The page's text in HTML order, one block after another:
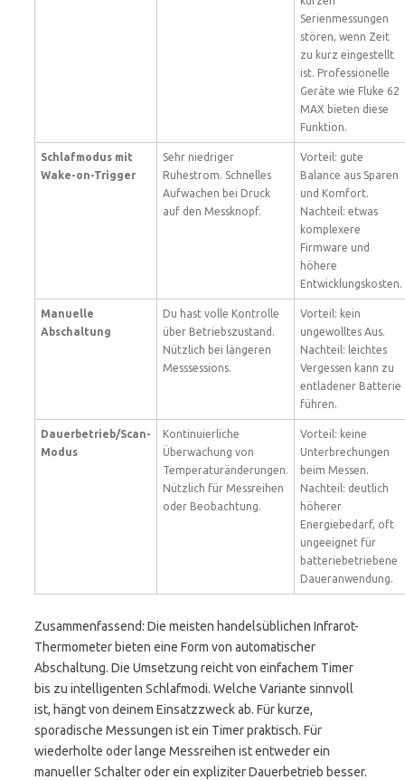
Serienmessungen
stören, wenn Zeit
zu kurz eingestellt
ist. Professionelle
Geräte wie Fluke 62
MAX bieten diese
Funktion.
Schlafmodus mit
Wake-on-Trigger
Sehr niedriger
Ruhestrom. Schnelles
Aufwachen bei Druck
auf den Messknopf.
Vorteil: gute
Balance aus Sparen
und Komfort.
Nachteil: etwas
komplexere
Firmware und
höhere
Entwicklungskosten.
Manuelle
Abschaltung
Du hast volle Kontrolle
über Betriebszustand.
Nützlich bei längeren
Messsessions.
Vorteil: kein
ungewolltes Aus.
Nachteil: leichtes
Vergessen kann zu
entladener Batterie
führen.
Dauerbetrieb/Scan-
Modus
Kontinuierliche
Überwachung von
Temperaturänderungen.
Nützlich für Messreihen
oder Beobachtung.
Vorteil: keine
Unterbrechungen
beim Messen.
Nachteil: deutlich
höherer
Energiebedarf, oft
ungeeignet für
batteriebetriebene
Daueranwendung.
Zusammenfassend: Die meisten handelsüblichen Infrarot-
Thermometer bieten eine Form von automatischer
Abschaltung. Die Umsetzung reicht von einfachem Timer
bis zu intelligenten Schlafmodi. Welche Variante sinnvoll
ist, hängt von deinem Einsatzzweck ab. Für kurze,
sporadische Messungen ist ein Timer praktisch. Für
wiederholte oder lange Messreihen ist entweder ein
manueller Schalter oder ein expliziter Dauerbetrieb besser.